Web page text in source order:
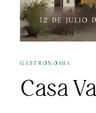
12 DE JULIO
GASTRONOMIA
Casa